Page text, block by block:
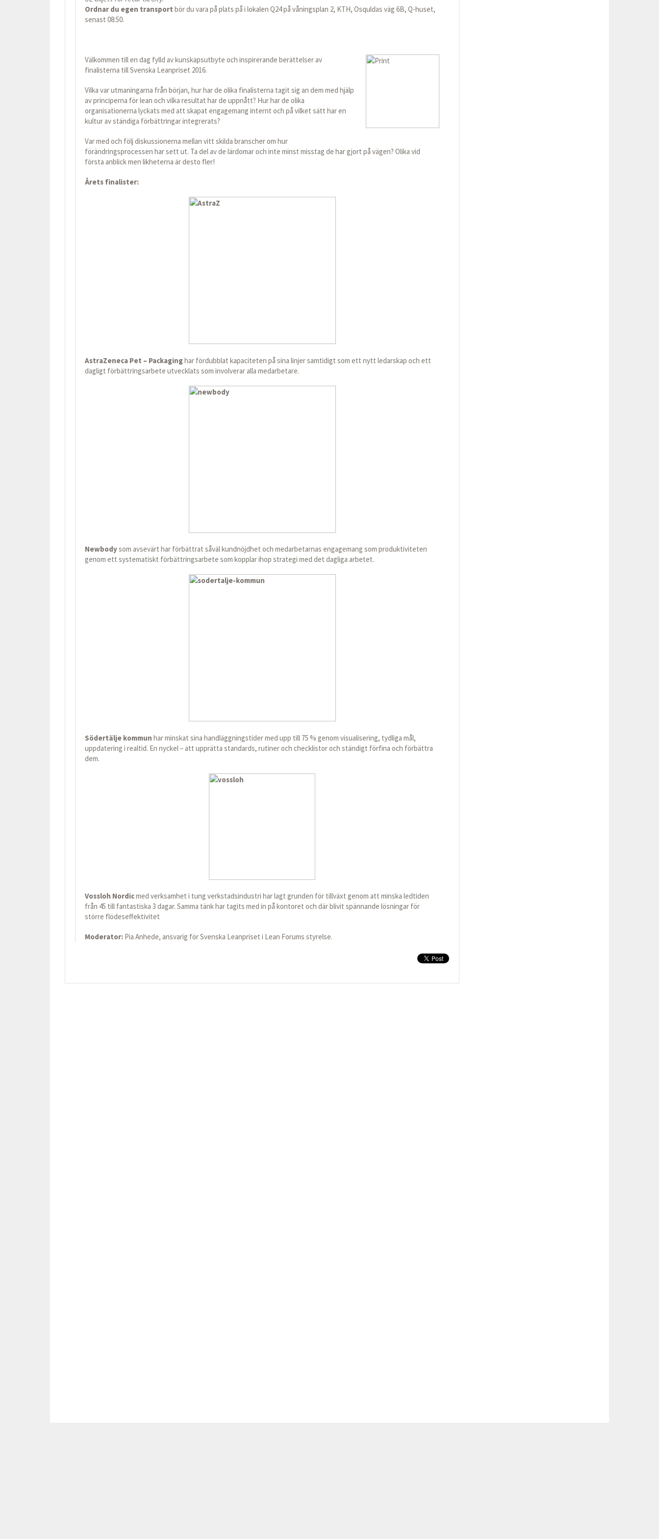
Ordnar du egen transport bör du vara på plats på i lokalen Q24 på våningsplan 2, KTH, Osquldas väg 6B, Q-huset,
senast 08:50.
Välkommen till en dag fylld av kunskapsutbyte och inspirerande berättelser av
finalisterna till Svenska Leanpriset 2016.
Vilka var utmaningarna från början, hur har de olika finalisterna tagit sig an dem med hjälp
av principerna för lean och vilka resultat har de uppnått? Hur har de olika
organisationerna lyckats med att skapat engagemang internt och på vilket sätt har en
kultur av ständiga förbättringar integrerats?
Var med och följ diskussionerna mellan vitt skilda branscher om hur
förändringsprocessen har sett ut. Ta del av de lärdomar och inte minst misstag de har gjort på vägen? Olika vid
första anblick men likheterna är desto fler!
Årets finalister:
AstraZeneca Pet – Packaginghar fördubblat kapaciteten på sina linjer samtidigt som ett nytt ledarskap och ett
dagligt förbättringsarbete utvecklats som involverar alla medarbetare.
Newbodysom avsevärt har förbättrat såväl kundnöjdhet och medarbetarnas engagemang som produktiviteten
genom ett systematiskt förbättringsarbete som kopplar ihop strategi med det dagliga arbetet.
Södertälje kommun har minskat sina handläggningstider med upp till 75 % genom visualisering, tydliga mål,
uppdatering i realtid. En nyckel – att upprätta standards, rutiner och checklistor och ständigt förfina och förbättra
dem.
Vossloh Nordicmed verksamhet i tung verkstadsindustri har lagt grunden för tillväxt genom att minska ledtiden
från 45 till fantastiska 3 dagar. Samma tänk har tagits med in på kontoret och där blivit spännande lösningar för
större flödeseffektivitet
Moderator: Pia Anhede, ansvarig för Svenska Leanpriset i Lean Forums styrelse.